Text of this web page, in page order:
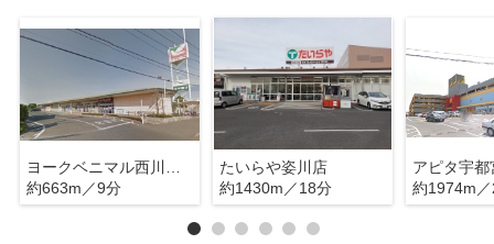
約663m／9分
たいらや姿川店
約1430m／18分
アピタ宇都
約1974m